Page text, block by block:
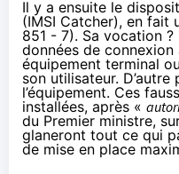
Il y a ensuite le
(IMSI Catcher), en fait
851 - 7). Sa vocation
données de connexion
équipement terminal
son utilisateur.
l’équipement. Ces
installées, après «
du Premier ministre,
glaneront tout ce qui
de mise en place